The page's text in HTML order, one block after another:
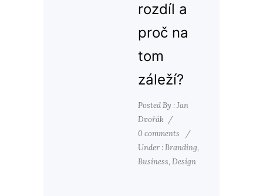
rozdíl a
proč na
tom
záleží?
Posted By : Jan
Dvořák /
0 comments
/
Under :Branding,
Business, Design